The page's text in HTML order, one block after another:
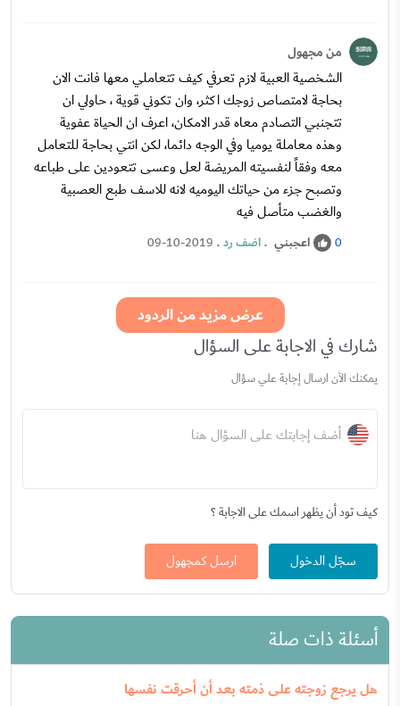
من مجهول
الشخصية العبية لازم تعرفي كيف تتعاملي معها فانت الان
بحاجة لامتصاص زوجك اكثر، وان تكوني قوية ، حاولي ان
تتجنبي التصادم معاه قدر الامكان، اعرف ان الحياة عفوية
وهذه معاملة يوميا وفي الوجه دائما، لكن انتي بحاجة للتعامل
معه وفقاً لنفسيته المريضة لعل وعسى تتعودين على طباعه
وتصبح جزء من حياتك اليوميه لانه للاسف طبع العصبية
والغضب متأصل فيه
0 اعجبني .اضف رد.
09-10-2019
عرض مزيد من الردود
شارك في الاجابة على السؤال
يمكنك الآن ارسال إجابة علي سؤال
أضف إجابتك على السؤال هنا
كيف تود أن يظهر اسمك على الاجابة ؟
سجّل الدخول ارسل كمجهول
أسئلة ذات صلة
هل يرجع زوجته على ذمته بعد أن أحرقت نفسها